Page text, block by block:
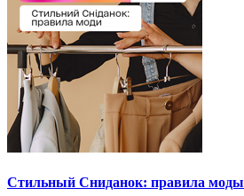
Стильный Сниданок: правила моды